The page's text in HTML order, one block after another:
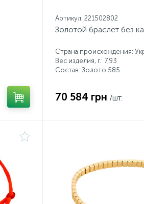
Артикул: 221502802
Золотой браслет без
Страна происхождения:
Вес изделия, г.: 7,93
Состав: Золото 585
70 584 грн /шт.